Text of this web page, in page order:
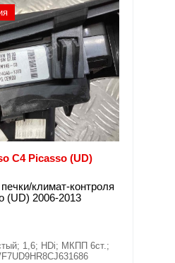
C4 Picasso (UD)
климат-контроля
(UD) 2006-2013
1,6; HDi; МКПП 6ст.;